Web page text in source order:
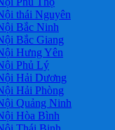
thái Nguyên
Bắc Ninh
Bắc Giang
Hưng Yên
Phủ Lý
Hải Dương
Hải Phòng
Quảng Ninh
Hòa Bình